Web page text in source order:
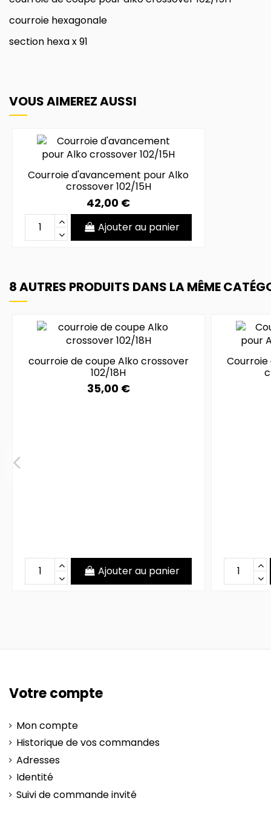
courroie hexagonale
section hexa x 91
VOUS AIMEREZ AUSSI
Courroie d'avancement pour Alko
crossover 102/15H
42,00 €
Ajouter au panier
8 AUTRES PRODUITS DANS LA MÊME
courroie de coupe Alko crossover
102/18H
35,00 €
Ajouter au panier
Votre compte
Mon compte
Historique de vos commandes
Adresses
Identité
Suivi de commande invité